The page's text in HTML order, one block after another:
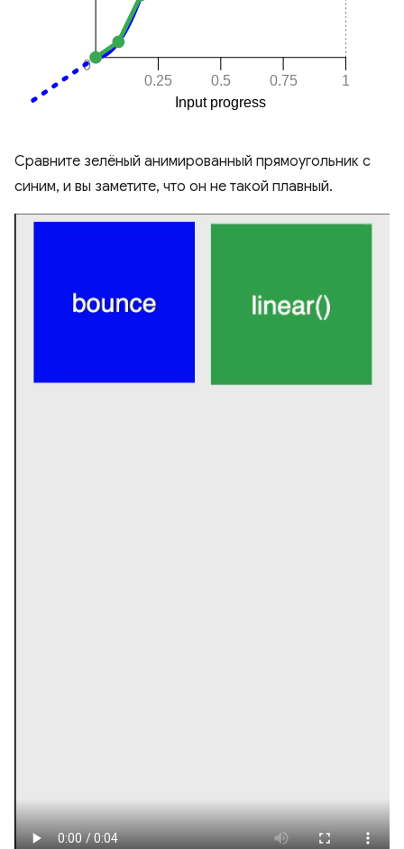
Сравните зелёный анимированный прямоугольник с
синим, и вы заметите, что он не такой плавный.